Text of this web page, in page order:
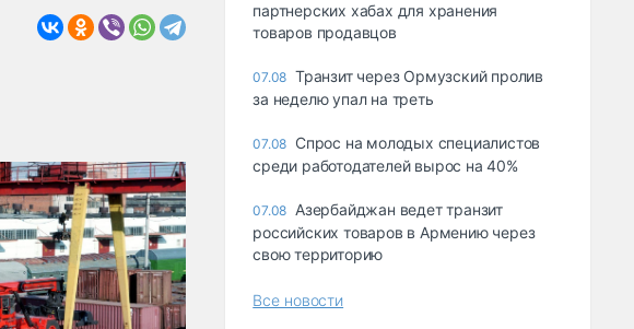
партнерских хабах для хранения
товаров продавцов
07.08 Транзит через Ормузский пролив
за неделю упал на треть
07.08 Спрос на молодых специалистов
среди работодателей вырос на 40%
07.08 Азербайджан ведет транзит
российских товаров в Армению через
свою территорию
Все новости